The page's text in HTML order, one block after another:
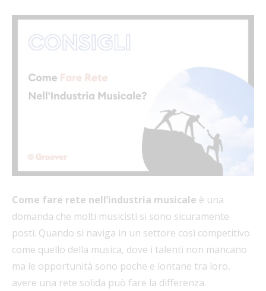
Come fare rete nell’industria musicale è una
domanda che molti musicisti si sono sicuramente
posti. Quando si naviga in un settore così competitivo
come quello della musica, dove i talenti non mancano
ma le opportunità sono poche e lontane tra loro,
avere una rete solida può fare la differenza.